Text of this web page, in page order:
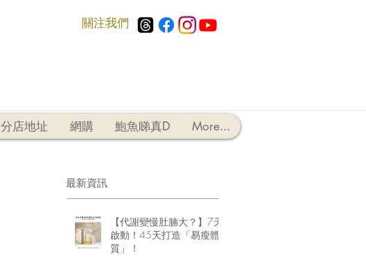
​關注我們
分店地址 網購 鮑魚睇真D More...
最新資訊
【代謝變慢肚腩大？】7天
啟動！45天打造「易瘦體
質」！